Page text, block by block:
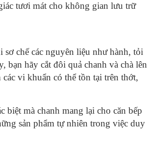
tươi mát cho không gian lưu trữ
chế các nguyên liệu như hành, tỏi
hãy cắt đôi quả chanh và chà lên
vi khuẩn có thể tồn tại trên thớt,
biệt mà chanh mang lại cho căn bếp
sản phẩm tự nhiên trong việc duy